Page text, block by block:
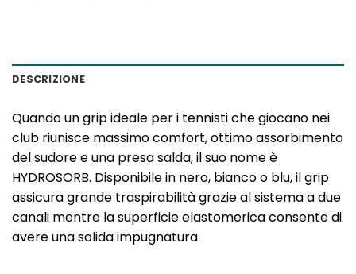
DESCRIZIONE
Quando un grip ideale per i tennisti che giocano nei
club riunisce massimo comfort, ottimo assorbimento
del sudore e una presa salda, il suo nome è
HYDROSORB. Disponibile in nero, bianco o blu, il grip
assicura grande traspirabilità grazie al sistema a due
canali mentre la superficie elastomerica consente di
avere una solida impugnatura.